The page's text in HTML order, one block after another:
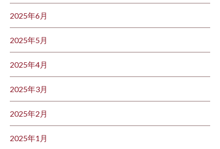
2025年6月
2025年5月
2025年4月
2025年3月
2025年2月
2025年1月